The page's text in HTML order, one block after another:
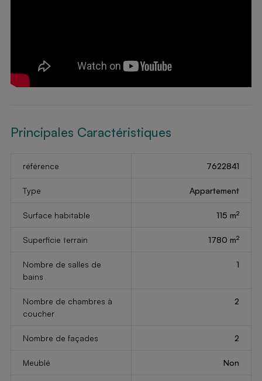
Principales Caractéristiques
référence 7622841
Type Appartement
Surface habitable 115 m2
Superficie terrain 1780 m2
Nombre de salles de
bains
1
Nombre de chambres à
coucher
2
Nombre de façades 2
Meublé Non